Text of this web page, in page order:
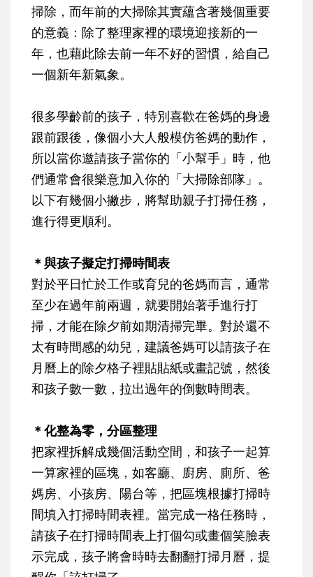
掃除，而年前的大掃除其實蘊含著幾個重要
的意義：除了整理家裡的環境迎接新的一
年，也藉此除去前一年不好的習慣，給自己
一個新年新氣象。
很多學齡前的孩子，特別喜歡在爸媽的身邊
跟前跟後，像個小大人般模仿爸媽的動作，
所以當你邀請孩子當你的「小幫手」時，他
們通常會很樂意加入你的「大掃除部隊」。
以下有幾個小撇步，將幫助親子打掃任務，
進行得更順利。
＊與孩子擬定打掃時間表
對於平日忙於工作或育兒的爸媽而言，通常
至少在過年前兩週，就要開始著手進行打
掃，才能在除夕前如期清掃完畢。對於還不
太有時間感的幼兒，建議爸媽可以請孩子在
月曆上的除夕格子裡貼貼紙或畫記號，然後
和孩子數一數，拉出過年的倒數時間表。
＊化整為零，分區整理
把家裡拆解成幾個活動空間，和孩子一起算
一算家裡的區塊，如客廳、廚房、廁所、爸
媽房、小孩房、陽台等，把區塊根據打掃時
間填入打掃時間表裡。當完成一格任務時，
請孩子在打掃時間表上打個勾或畫個笑臉表
示完成，孩子將會時時去翻翻打掃月曆，提